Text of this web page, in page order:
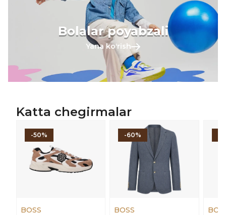
Bolalar poyabzali
Yana koʻrish
Katta chegirmalar
-50%
BOSS
-60%
BOSS